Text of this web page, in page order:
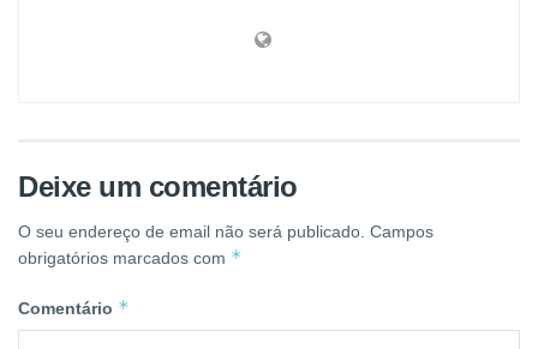
Deixe um comentário
O seu endereço de email não será publicado. Campos
obrigatórios marcados com *
Comentário *